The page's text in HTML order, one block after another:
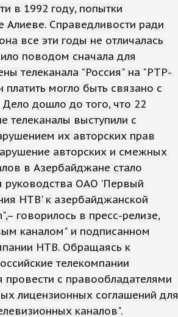
в 1992 году, попытки
Алиеве. Справедливости ради
все эти годы не отличалась
поводом сначала для
телеканала "Россия" на "РТР-
могло быть связано с
дошло до того, что 22
телеканалы выступили с
их авторских прав
авторских и смежных
в Азербайджане стало
руководства ОАО 'Первый
НТВ' к азербайджанской
говорилось в пресс-релизе,
каналом" и подписанном
НТВ. Обращаясь к
телекомпании
с правообладателями
лицензионных соглашений для
каналов".